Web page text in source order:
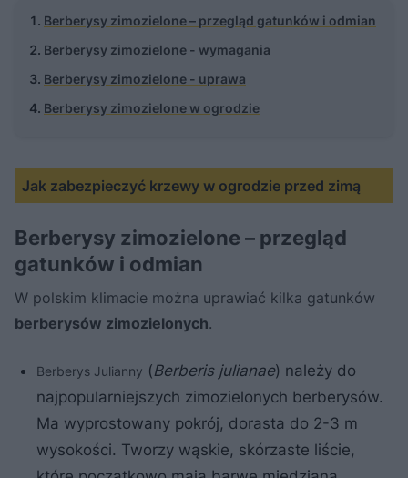
Berberysy zimozielone – przegląd gatunków i odmian
Berberysy zimozielone - wymagania
Berberysy zimozielone - uprawa
Berberysy zimozielone w ogrodzie
Jak zabezpieczyć krzewy w ogrodzie przed zimą
Berberysy zimozielone – przegląd
gatunków i odmian
W polskim klimacie można uprawiać kilka gatunków
berberysów zimozielonych.
Berberys Julianny (Berberis julianae) należy do
najpopularniejszych zimozielonych berberysów.
Ma wyprostowany pokrój, dorasta do 2-3 m
wysokości. Tworzy wąskie, skórzaste liście,